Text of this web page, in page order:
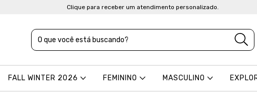
Clique para receber um atendimento personalizado.
FALL WINTER 2026 FEMININO MASCULINO